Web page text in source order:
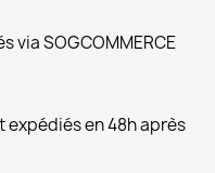
via SOGCOMMERCE
expédiés en 48h après